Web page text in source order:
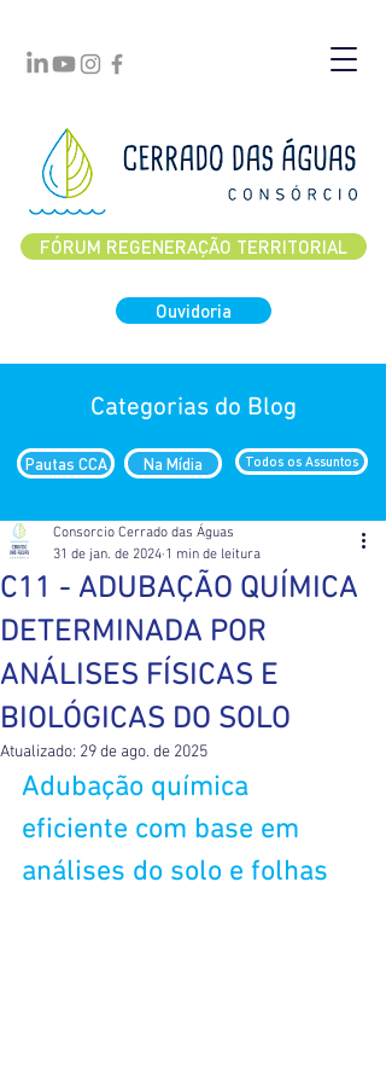
FÓRUM REGENERAÇÃO TERRITORIAL
Ouvidoria
Categorias do Blog
Pautas CCA Na Mídia Todos os Assuntos
C11 - ADUBAÇÃO QUÍMICA
DETERMINADA POR
ANÁLISES FÍSICAS E
BIOLÓGICAS DO SOLO
Consorcio Cerrado das Águas
31 de jan. de 2024 1 min de leitura
Atualizado: 29 de ago. de 2025
Adubação química
eficiente com base em
análises do solo e folhas